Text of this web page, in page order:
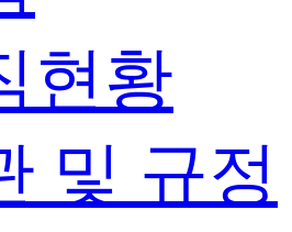
현황
및 규정